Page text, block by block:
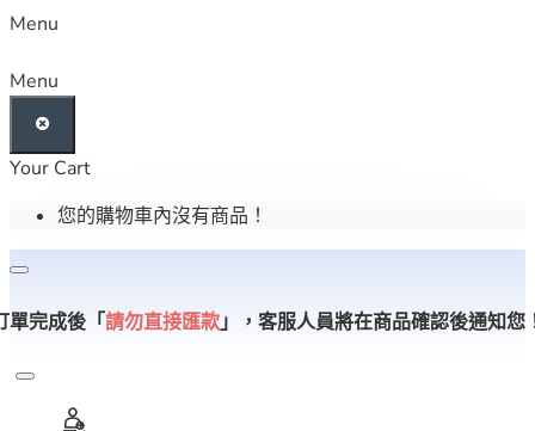
Menu
Menu
Your Cart
您的購物車內沒有商品！
單完成後「請勿直接匯款 」， 客服人員將在商品確認後通知您